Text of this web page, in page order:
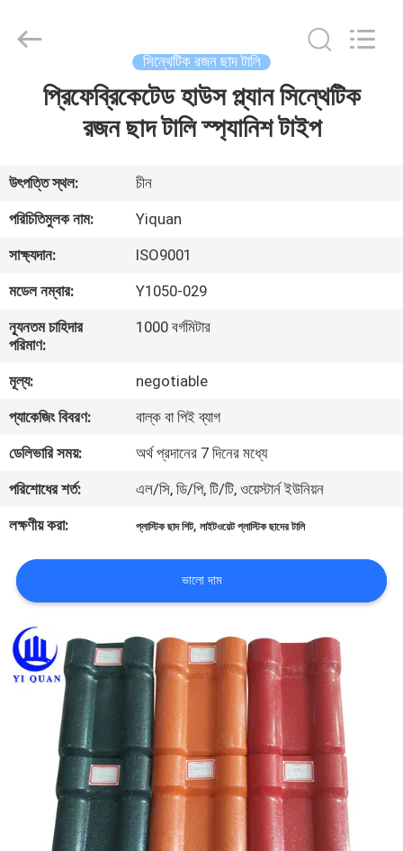
আমাদের
সম্পর্কে
কারখানা
ভ্রমণ
মান
নিয়ন্ত্রণ
যোগাযোগ
করুন
BLOG
উদ্ধৃতির
জন্য
আবেদন
Building
Material
সিন্থেটিক রজন ছাদ টালি
প্রিফেব্রিকেটেড হাউস প্ল্যান সিন্থেটিক
রজন ছাদ টালি স্প্যানিশ টাইপ
উৎপত্তি স্থল:
চীন
পরিচিতিমুলক নাম:
Yiquan
সাক্ষ্যদান:
ISO9001
মডেল নম্বার:
Y1050-029
ন্যূনতম চাহিদার
পরিমাণ:
1000 বর্গমিটার
মূল্য:
negotiable
প্যাকেজিং বিবরণ:
বাল্ক বা পিই ব্যাগ
ডেলিভারি সময়:
অর্থ প্রদানের 7 দিনের মধ্যে
পরিশোধের শর্ত:
এল/সি, ডি/পি, টি/টি, ওয়েস্টার্ন ইউনিয়ন
লক্ষণীয় করা:
প্লাস্টিক ছাদ শিট,লাইটওয়েট প্লাস্টিক ছাদের টালি
ভালো দাম